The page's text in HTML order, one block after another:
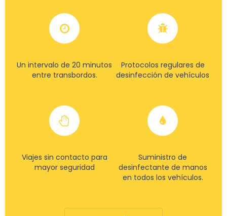
Un intervalo de 20 minutos
entre transbordos.
Protocolos regulares de
desinfección de vehículos
Viajes sin contacto para
mayor seguridad
Suministro de
desinfectante de manos
en todos los vehículos.